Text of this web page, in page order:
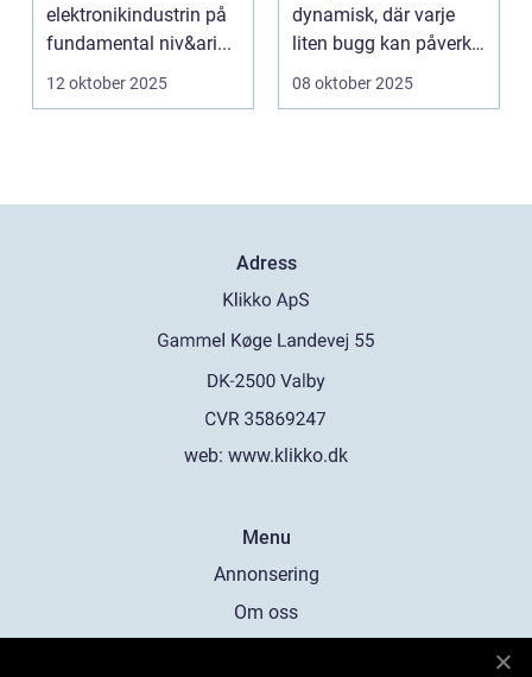
elektronikindustrin på
fundamental niv&ari...
12 oktober 2025
dynamisk, där varje
liten bugg kan påverka
spelupplevel...
08 oktober 2025
Adress
web: www.klikko.dk
Menu
Annonsering
Om oss